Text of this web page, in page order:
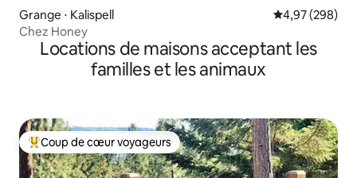
Grange ⋅ Kalispell Évaluation
4,97 (298)
Chez Honey
Locations de maisons acceptant les
familles et les animaux
Coups de cœur voyageurs les plus appréciés
Coup de cœur voyageurs